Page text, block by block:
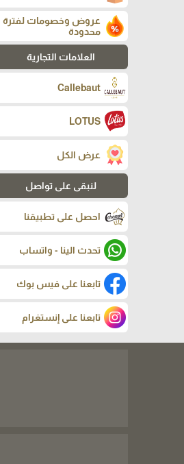
عروض وخصومات لفترة
محدودة
العلامات التجارية
Callebaut
LOTUS
عرض الكل
لنبقى على تواصل
احصل على تطبيقنا
تحدث الينا - واتساب
تابعنا على فيس بوك
تابعنا على إنستغرام